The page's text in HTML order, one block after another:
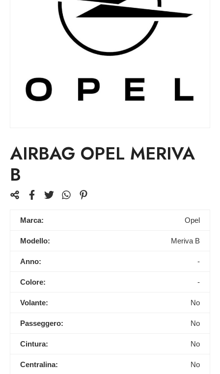
AIRBAG OPEL MERIVA
B
Marca: Opel
Modello: Meriva B
Anno: -
Colore: -
Volante: No
Passeggero: No
Cintura: No
Centralina: No